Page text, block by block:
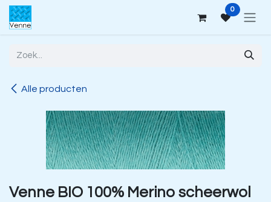
Overslaan naar inhoud 0
Alle producten
Venne BIO 100% Merino scheerwol